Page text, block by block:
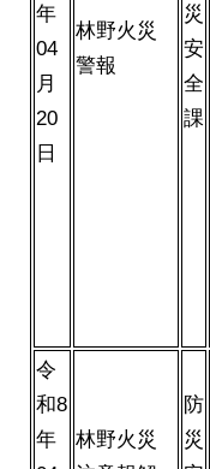
年
04
月
20
日
林野火災
警報
災
安
全
課
令
和8
年
林野火災
防
災